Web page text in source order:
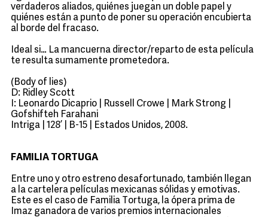
verdaderos aliados, quiénes juegan un doble papel y
quiénes están a punto de poner su operación encubierta
al borde del fracaso.
Ideal si… La mancuerna director/reparto de esta película
te resulta sumamente prometedora.
(Body of lies)
D: Ridley Scott
I: Leonardo Dicaprio | Russell Crowe | Mark Strong |
Gofshifteh Farahani
Intriga | 128’ | B-15 | Estados Unidos, 2008.
FAMILIA TORTUGA
Entre uno y otro estreno desafortunado, también llegan
a la cartelera películas mexicanas sólidas y emotivas.
Este es el caso de Familia Tortuga, la ópera prima de
Imaz ganadora de varios premios internacionales